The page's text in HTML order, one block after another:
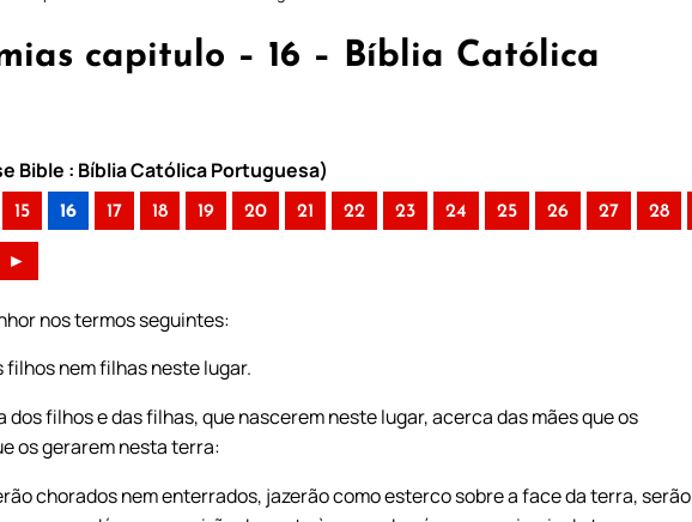
capitulo – 16 – Bíblia Católica
Bible : Bíblia Católica Portuguesa)
15 16 17 18 19 20 21 22 23 24 25 26 27 28
►
nos termos seguintes:
nem filhas neste lugar.
dos filhos e das filhas, que nascerem neste lugar, acerca das mães que os
os gerarem nesta terra:
chorados nem enterrados, jazerão como esterco sobre a face da terra, serão